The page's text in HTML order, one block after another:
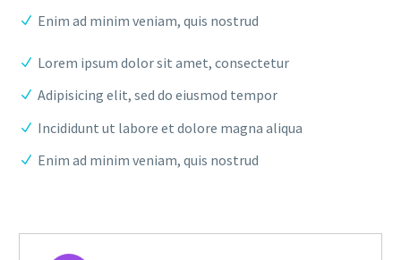
Enim ad minim veniam, quis nostrud
Lorem ipsum dolor sit amet, consectetur
Adipisicing elit, sed do eiusmod tempor
Incididunt ut labore et dolore magna aliqua
Enim ad minim veniam, quis nostrud